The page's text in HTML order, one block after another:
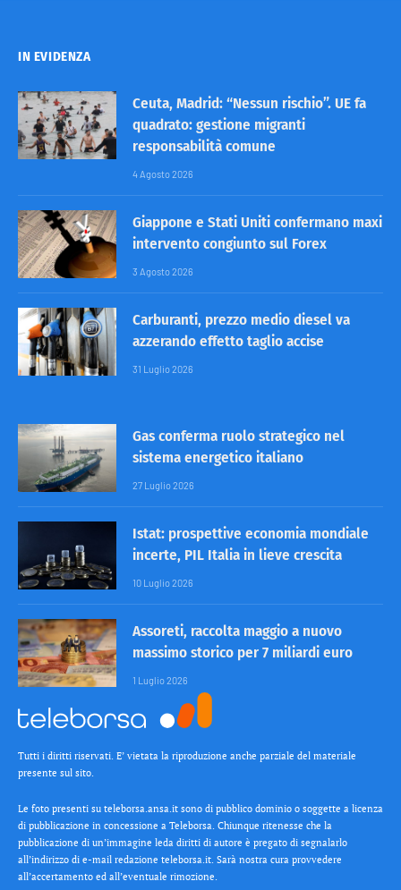
IN EVIDENZA
Ceuta, Madrid: “Nessun rischio”. UE fa
quadrato: gestione migranti
responsabilità comune
4 Agosto 2026
Giappone e Stati Uniti confermano maxi
intervento congiunto sul Forex
3 Agosto 2026
Carburanti, prezzo medio diesel va
azzerando effetto taglio accise
31 Luglio 2026
Gas conferma ruolo strategico nel
sistema energetico italiano
27 Luglio 2026
Istat: prospettive economia mondiale
incerte, PIL Italia in lieve crescita
10 Luglio 2026
Assoreti, raccolta maggio a nuovo
massimo storico per 7 miliardi euro
1 Luglio 2026
Tutti i diritti riservati. E’ vietata la riproduzione anche parziale del materiale
presente sul sito.
Le foto presenti su teleborsa.ansa.it sono di pubblico dominio o soggette a licenza
di pubblicazione in concessione a Teleborsa. Chiunque ritenesse che la
pubblicazione di un’immagine leda diritti di autore è pregato di segnalarlo
all’indirizzo di e-mail redazione teleborsa.it. Sarà nostra cura provvedere
all’accertamento ed all’eventuale rimozione.